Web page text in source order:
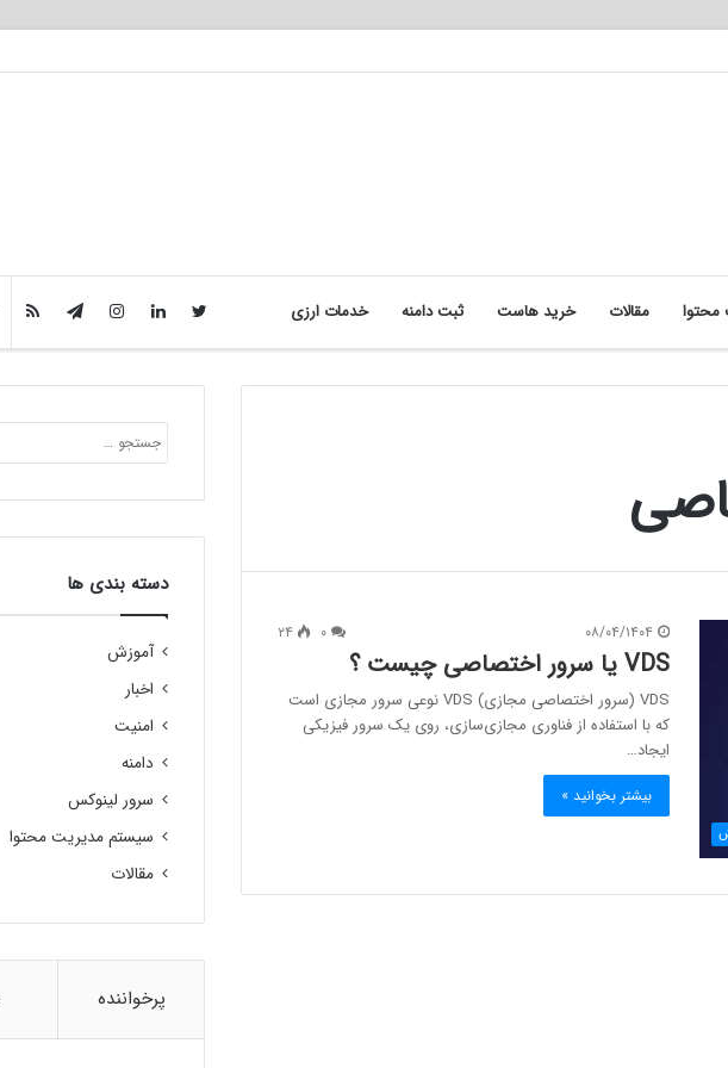
مقالات خرید هاست ثبت دامنه خدمات ارزی
۰۸/۰۴/۱۴۰۴ ۲۴
VDS یا سرور اختصاصی چیست ؟
VDS (سرور اختصاصی مجازی) VDS نوعی سرور مجازی است
که با استفاده از فناوری مجازی‌سازی، روی یک سرور فیزیکی
ایجاد…
بیشتر بخوانید »
دسته بندی ها
آموزش
اخبار
امنیت
دامنه
سرور لینوکس
سیستم مدیریت محتوا
مقالات
پرخواننده